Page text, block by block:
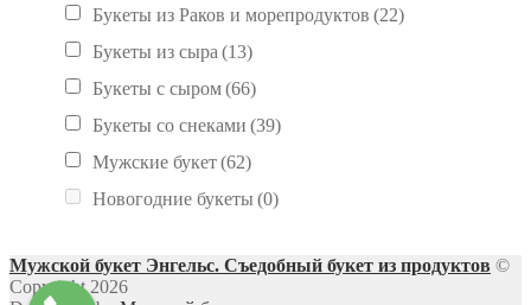
Букеты из Раков и морепродуктов (22)
Букеты из сыра (13)
Букеты с сыром(66)
Букеты со снеками (39)
Мужские букет(62)
Новогодние букеты (0)
Мужской букет Энгельс. Съедобный букет из продуктов ©
Copyright 2026